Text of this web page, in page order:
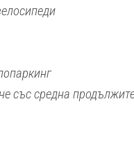
със средна